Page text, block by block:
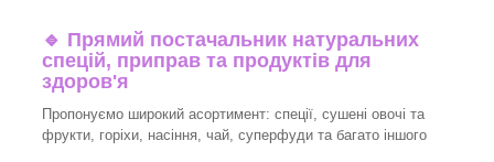
🔹 Прямий постачальник натуральних
спецій, приправ та продуктів для
здоров'я
Пропонуємо широкий асортимент: спеції, сушені овочі та
фрукти, горіхи, насіння, чай, суперфуди та багато іншого